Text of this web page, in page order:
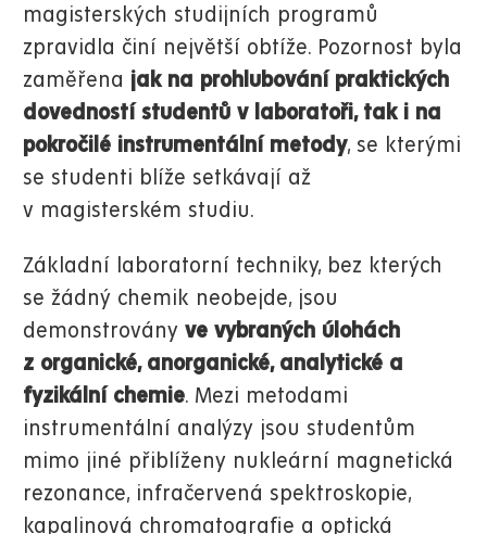
magisterských studijních programů
zpravidla činí největší obtíže. Pozornost byla
zaměřena jak na prohlubování praktických
dovedností studentů v laboratoři, tak i na
pokročilé instrumentální metody, se kterými
se studenti blíže setkávají až
v magisterském studiu.
Základní laboratorní techniky, bez kterých
se žádný chemik neobejde, jsou
demonstrovány ve vybraných úlohách
z organické, anorganické, analytické a
fyzikální chemie. Mezi metodami
instrumentální analýzy jsou studentům
mimo jiné přiblíženy nukleární magnetická
rezonance, infračervená spektroskopie,
kapalinová chromatografie a optická